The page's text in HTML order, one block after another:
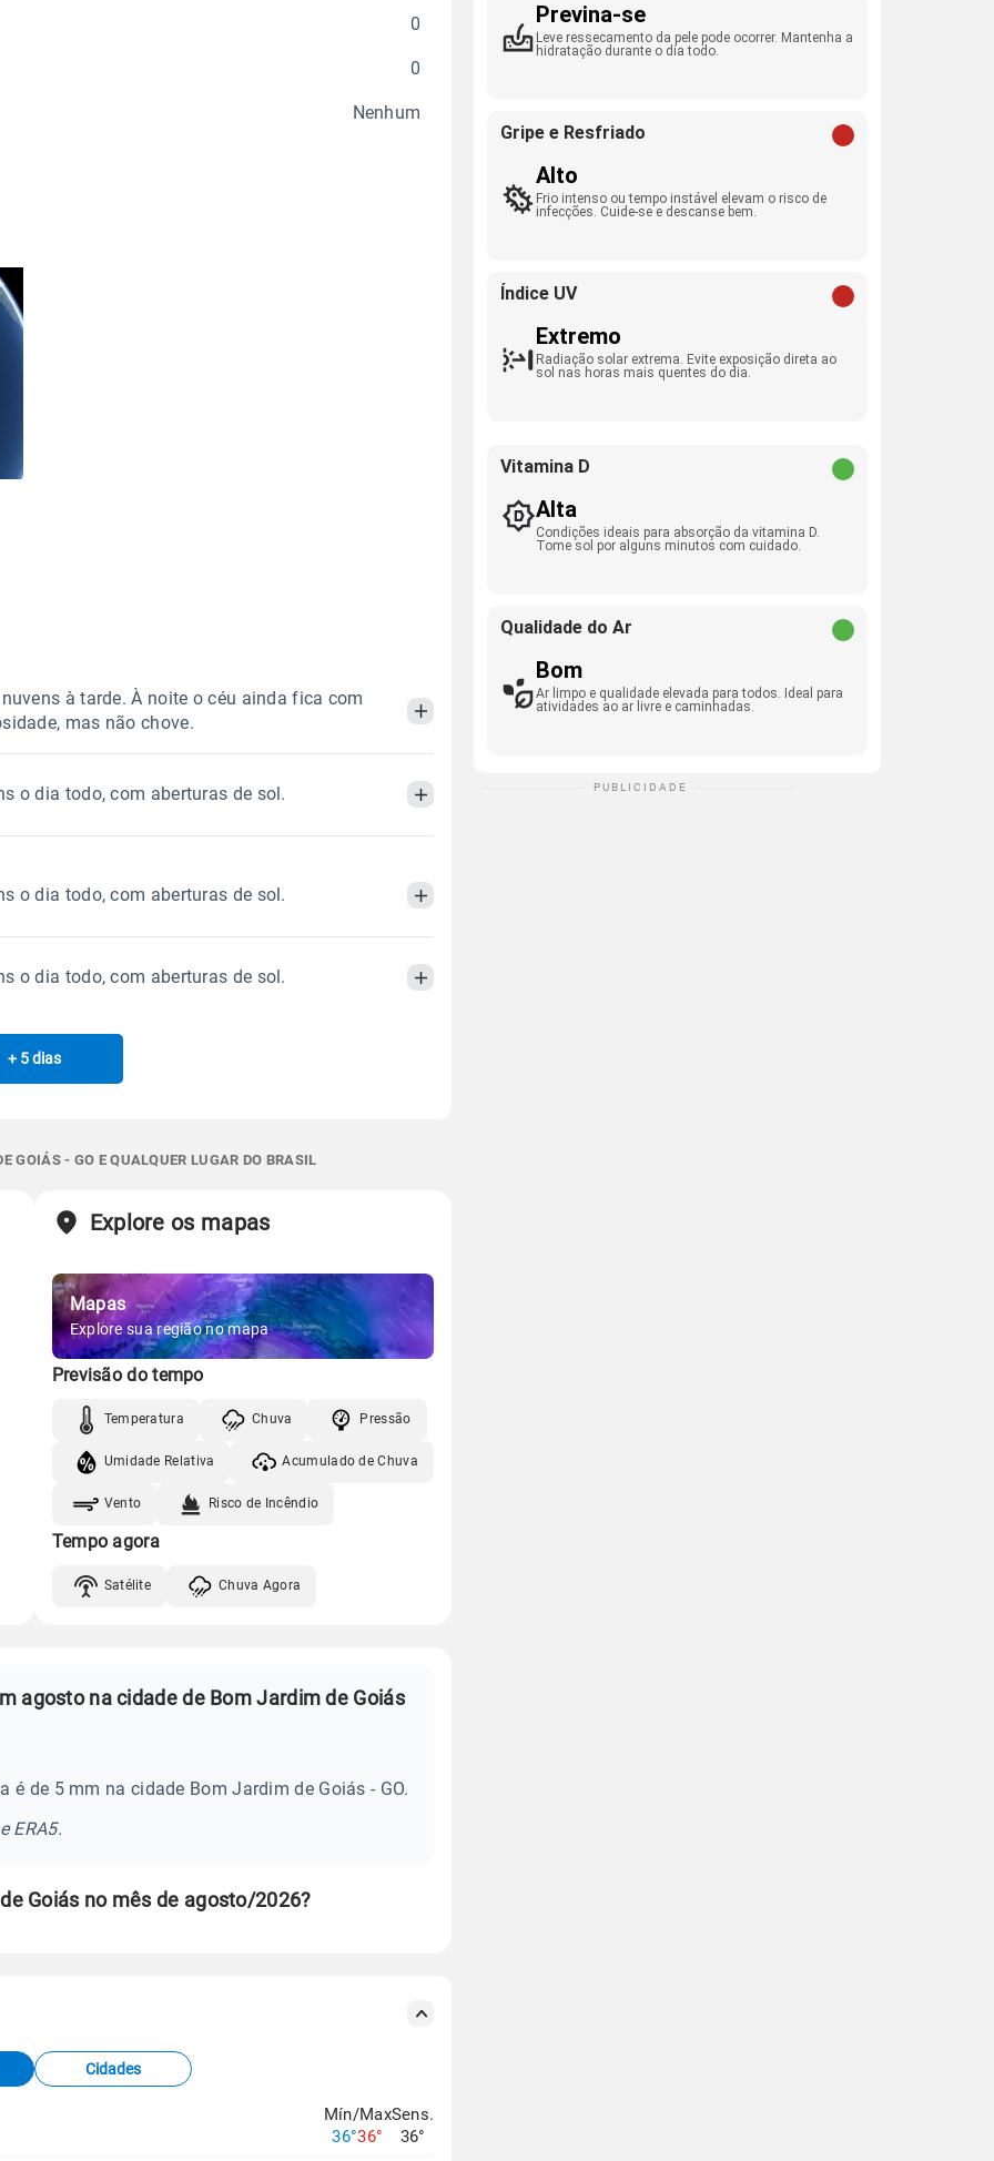
0
0
Nenhum
à tarde. À noite o céu ainda fica com
mas não chove.
Tarde Noite
0.0mm
26%57%
o dia todo, com aberturas de sol.
Chuva
0.0mm
Umidade do ar
18%51%
06:49h às 18:18h
o dia todo, com aberturas de sol.
Tarde Noite
Vento Umidade
o dia todo, com aberturas de sol.
ManhãTarde
0.0mm
23%37%
06:48h às 18:19h
Nova
Gráfico
Vento Umidade
+ 5 dias
GOIÁS - GO E QUALQUER LUGAR DO BRASIL
Explore os mapas
Mapas
Explore sua região no mapa
Previsão do tempo
Temperatura Chuva Pressão
Umidade Relativa Acumulado de Chuva
Vento Risco de Incêndio
Tempo agora
Satélite Chuva Agora
agosto na cidade de Bom Jardim de Goiás
é de 5 mm na cidade Bom Jardim de Goiás - GO.
ERA5.
Goiás no mês de agosto/2026?
Cidades
Mín/Max
36°36°
Sens.
36°
Previna-se
Leve ressecamento da pele pode ocorrer. Mantenha a
hidratação durante o dia todo.
Gripe e Resfriado
Alto
Frio intenso ou tempo instável elevam o risco de
infecções. Cuide-se e descanse bem.
Índice UV
Extremo
Radiação solar extrema. Evite exposição direta ao
sol nas horas mais quentes do dia.
Vitamina D
Alta
Condições ideais para absorção da vitamina D.
Tome sol por alguns minutos com cuidado.
Qualidade do Ar
Bom
Ar limpo e qualidade elevada para todos. Ideal para
atividades ao ar livre e caminhadas.